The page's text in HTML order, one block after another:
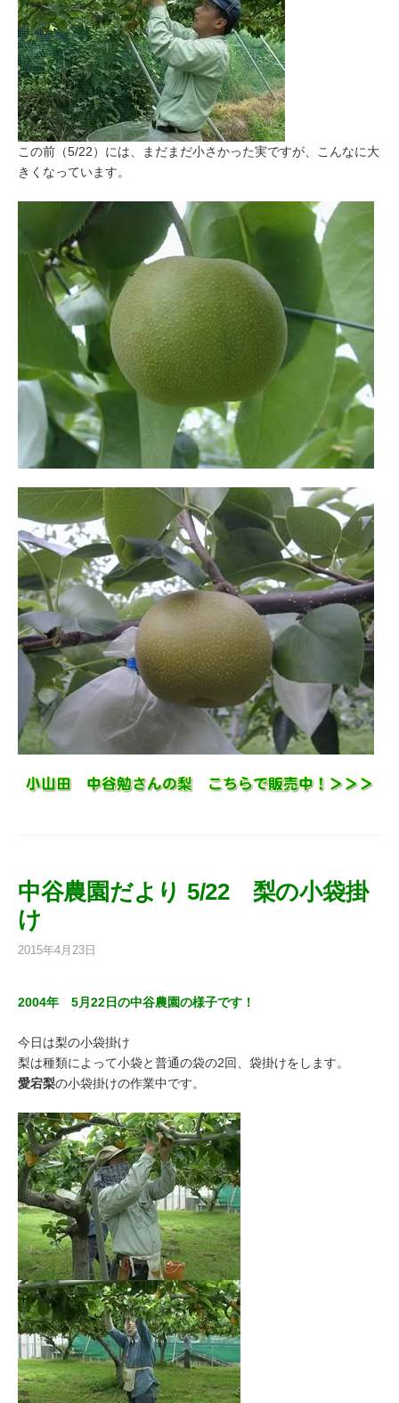
この前（5/22）には、まだまだ小さかった実ですが、こんなに大
きくなっています。
中谷農園だより 5/22 梨の小袋掛
け
2015年4月23日
2004年 5月22日の中谷農園の様子です！
今日は梨の小袋掛け
梨は種類によって小袋と普通の袋の2回、袋掛けをします。
愛宕梨の小袋掛けの作業中です。